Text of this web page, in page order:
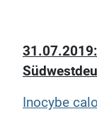
Inocybe